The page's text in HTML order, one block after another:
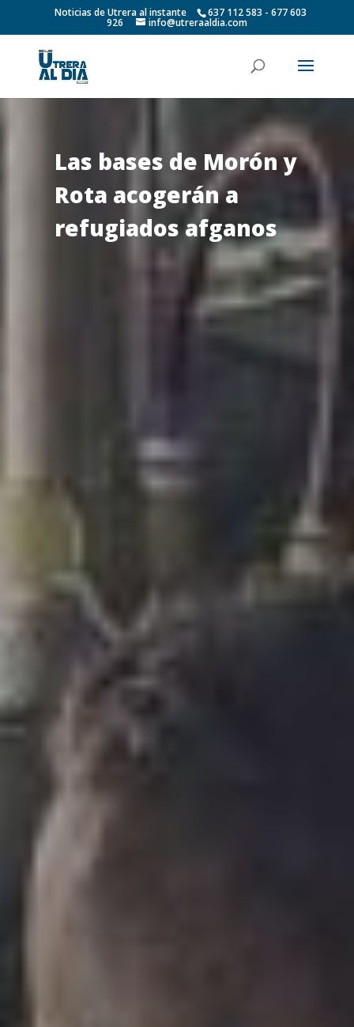
Noticias de Utrera al instante 637 112 583 - 677 603
926 info@utreraaldia.com
Las bases de Morón y
Rota acogerán a
refugiados afganos